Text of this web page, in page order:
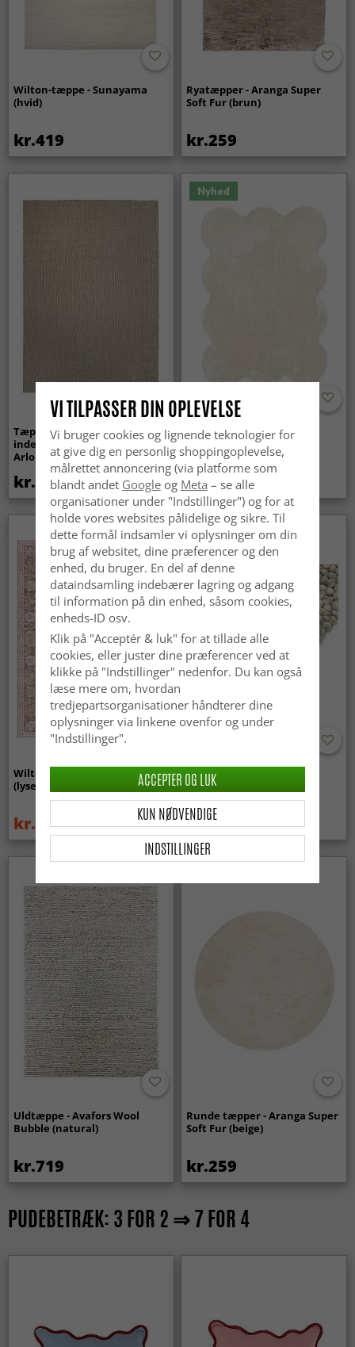
Wilton-tæppe - Sunayama
(hvid)
kr.419
Ryatæpper - Aranga Super
Soft Fur (brun)
kr.259
Tæpper til
indendørs/udendørs brug -
Arlo (beige)
kr.439
Nyhed
Bølget ryatæppe - Aranga
Super Soft Fur (beige)
kr.369
Wilton-tæppe - Gombalia
(lyserød)
kr.329 kr.439
Nyhed
Uldtæppe - Avafors Wool
Bubble (grå/beige)
kr.719
Uldtæppe - Avafors Wool
Bubble (natural)
kr.719
Runde tæpper - Aranga Super
Soft Fur (beige)
kr.259
PUDEBETRÆK: 3 FOR 2 ⇒ 7 FOR 4
VI TILPASSER DIN OPLEVELSE
Vi bruger cookies og lignende teknologier for
at give dig en personlig shoppingoplevelse,
målrettet annoncering (via platforme som
blandt andet Googleog Meta – se alle
organisationer under "Indstillinger") og for at
holde vores websites pålidelige og sikre. Til
dette formål indsamler vi oplysninger om din
brug af websitet, dine præferencer og den
enhed, du bruger. En del af denne
dataindsamling indebærer lagring og adgang
til information på din enhed, såsom cookies,
enheds-ID osv.
Klik på "Acceptér & luk" for at tillade alle
cookies, eller juster dine præferencer ved at
klikke på "Indstillinger" nedenfor. Du kan også
læse mere om, hvordan
tredjepartsorganisationer håndterer dine
oplysninger via linkene ovenfor og under
"Indstillinger".
INDSTILLINGER
KUN NØDVENDIGE
ACCEPTER OG LUK